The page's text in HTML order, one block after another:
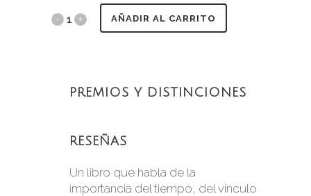
AÑADIR AL CARRITO
PREMIOS Y DISTINCIONES
RESEÑAS
Un libro que habla de la
importancia del tiempo, del vínculo